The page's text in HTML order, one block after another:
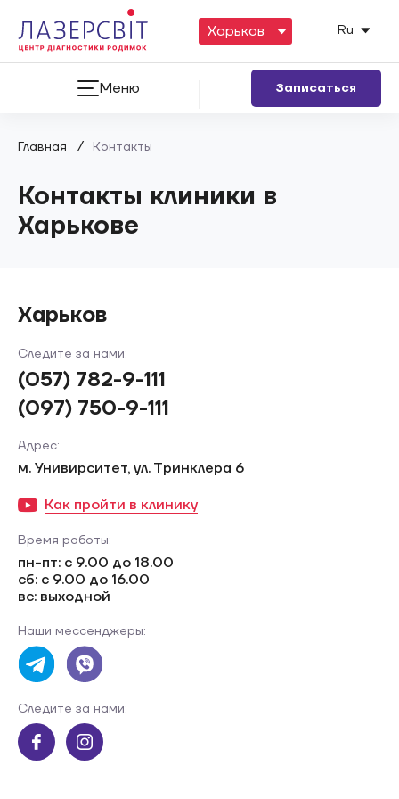
Ru
Меню Записаться
Главная / Контакты
Контакты клиники в
Харькове
Харьков
Следите за нами:
(057) 782-9-111
(097) 750-9-111
Адрес:
м. Унивирситет, ул. Тринклера 6
Как пройти в клинику
Время работы:
пн-пт: с 9.00 до 18.00
сб: с 9.00 до 16.00
вс: выходной
Наши мессенджеры:
Следите за нами: